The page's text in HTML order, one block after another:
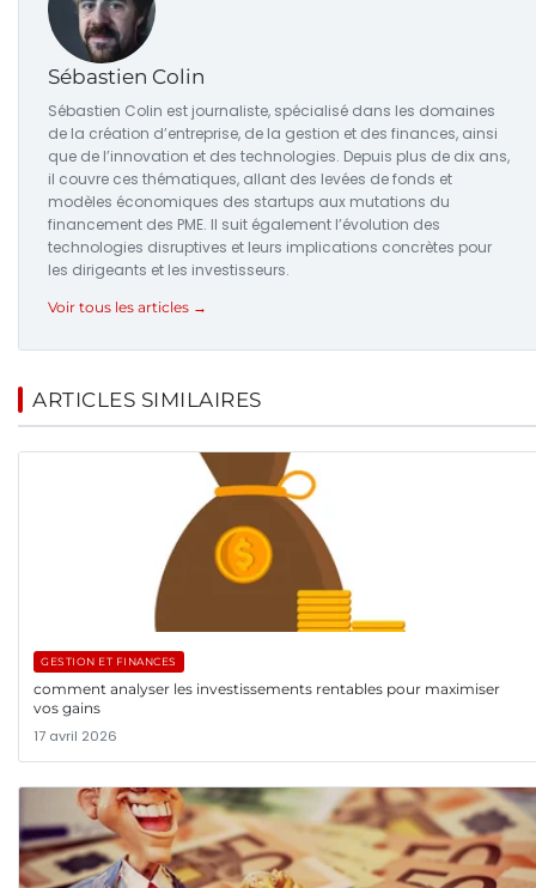
Sébastien Colin
Sébastien Colin est journaliste, spécialisé dans les domaines
de la création d’entreprise, de la gestion et des finances, ainsi
que de l’innovation et des technologies. Depuis plus de dix ans,
il couvre ces thématiques, allant des levées de fonds et
modèles économiques des startups aux mutations du
financement des PME. Il suit également l’évolution des
technologies disruptives et leurs implications concrètes pour
les dirigeants et les investisseurs.
Voir tous les articles →
ARTICLES SIMILAIRES
GESTION ET FINANCES
comment analyser les investissements rentables pour maximiser
vos gains
17 avril 2026